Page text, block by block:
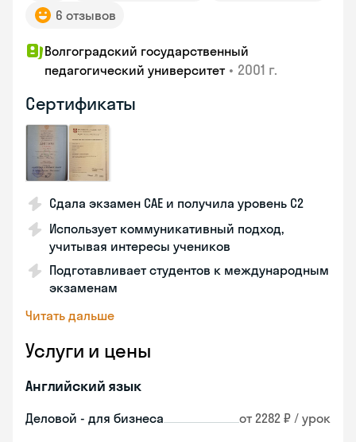
6 отзывов
Волгоградский государственный
педагогический университет • 2001 г.
Сертификаты
Сдала экзамен CAE и получила уровень С2
Использует коммуникативный подход,
учитывая интересы учеников
Подготавливает студентов к международным
экзаменам
Читать дальше
Услуги и цены
Английский язык
Деловой - для бизнеса от 2282 ₽ / урок